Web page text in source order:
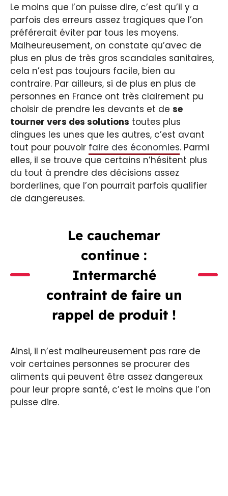
Le moins que l’on puisse dire, c’est qu’il y a
parfois des erreurs assez tragiques que l’on
préférerait éviter par tous les moyens.
Malheureusement, on constate qu’avec de
plus en plus de très gros scandales sanitaires,
cela n’est pas toujours facile, bien au
contraire. Par ailleurs, si de plus en plus de
personnes en France ont très clairement pu
choisir de prendre les devants et de se
tourner vers des solutions toutes plus
dingues les unes que les autres, c’est avant
tout pour pouvoir faire des économies. Parmi
elles, il se trouve que certains n’hésitent plus
du tout à prendre des décisions assez
borderlines, que l’on pourrait parfois qualifier
de dangereuses.
Le cauchemar
continue :
Intermarché
contraint de faire un
rappel de produit !
Ainsi, il n’est malheureusement pas rare de
voir certaines personnes se procurer des
aliments qui peuvent être assez dangereux
pour leur propre santé, c’est le moins que l’on
puisse dire.